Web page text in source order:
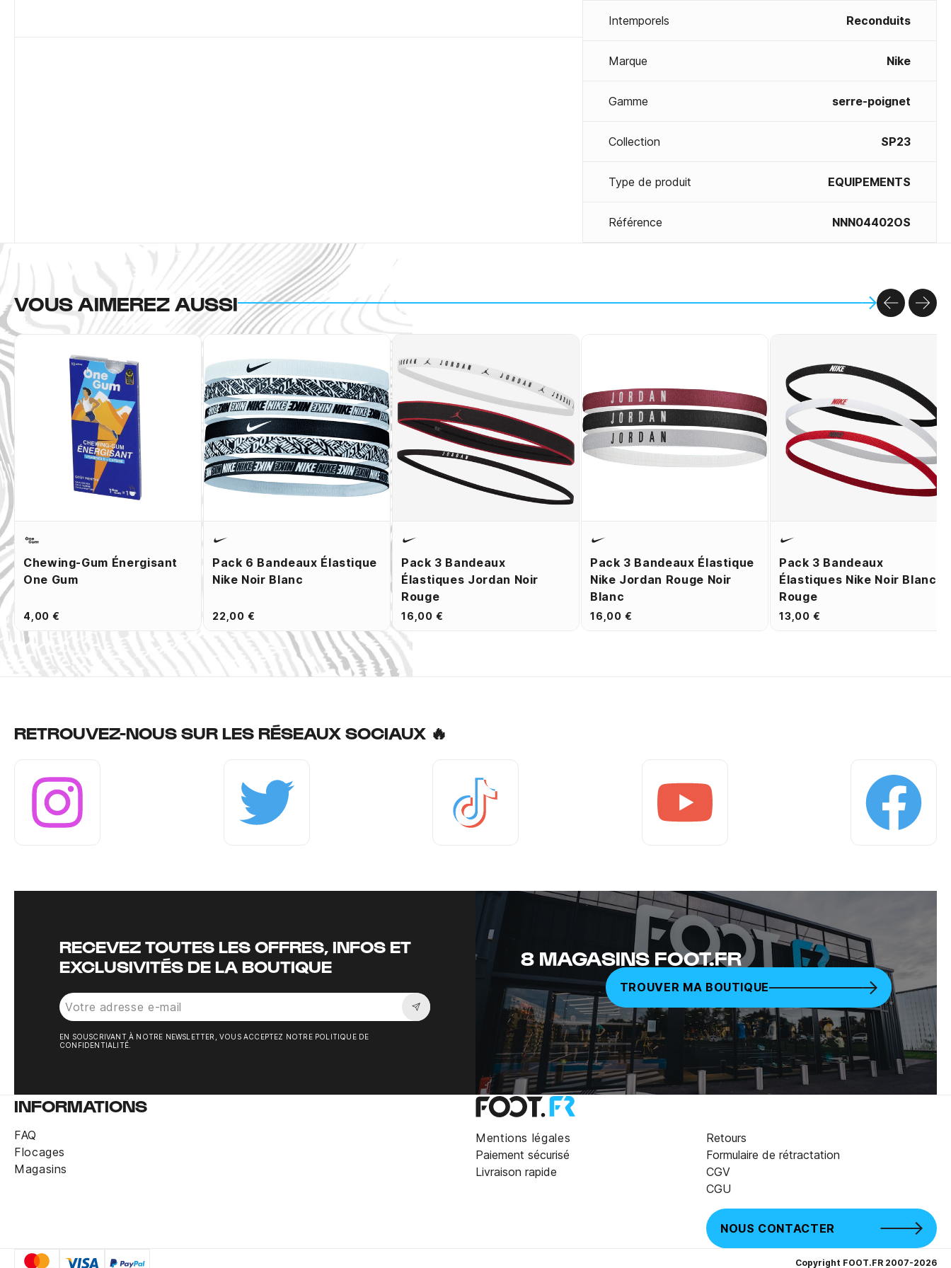
Intemporels Reconduits
Marque Nike
Gamme serre-poignet
Collection SP23
Type de produit EQUIPEMENTS
Référence NNN04402OS
VOUS AIMEREZ AUSSI
Chewing-Gum Énergisant
One Gum
4,00 €
Pack 6 Bandeaux Élastique
Nike Noir Blanc
22,00 €
Pack 3 Bandeaux
Élastiques Jordan Noir
Rouge
16,00 €
Pack 3 Bandeaux Élastique
Nike Jordan Rouge Noir
Blanc
16,00 €
Pack 3 Bandeaux
Élastiques Nike Noir Blanc
Rouge
13,00 €
RETROUVEZ-NOUS SUR LES RÉSEAUX SOCIAUX 🔥
RECEVEZ TOUTES LES OFFRES, INFOS ET
EXCLUSIVITÉS DE LA BOUTIQUE
Souscrire à la newsletter
EN SOUSCRIVANT À NOTRE NEWSLETTER, VOUS ACCEPTEZ NOTRE POLITIQUE DE
CONFIDENTIALITÉ.
8 MAGASINS FOOT.FR
TROUVER MA BOUTIQUE
INFORMATIONS
FAQ
Flocages
Magasins
Mentions légales
Paiement sécurisé
Livraison rapide
Retours
Formulaire de rétractation
CGV
CGU
NOUS CONTACTER
Copyright FOOT.FR 2007-2026